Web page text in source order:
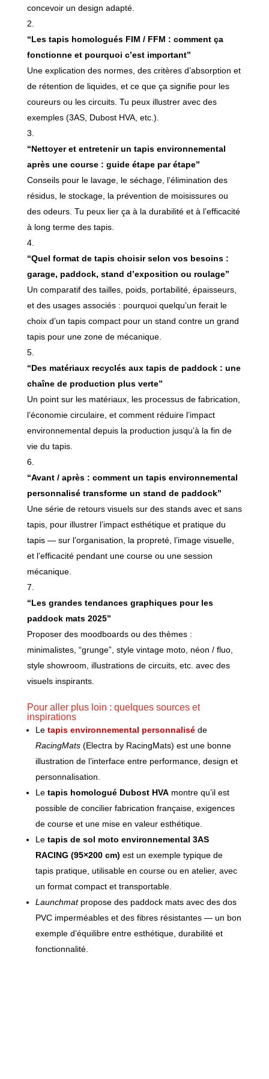
concevoir un design adapté.
“Les tapis homologués FIM / FFM : comment ça
fonctionne et pourquoi c’est important”
Une explication des normes, des critères d’absorption et
de rétention de liquides, et ce que ça signifie pour les
coureurs ou les circuits. Tu peux illustrer avec des
exemples (3AS, Dubost HVA, etc.).
“Nettoyer et entretenir un tapis environnemental
après une course : guide étape par étape”
Conseils pour le lavage, le séchage, l’élimination des
résidus, le stockage, la prévention de moisissures ou
des odeurs. Tu peux lier ça à la durabilité et à l’efficacité
à long terme des tapis.
“Quel format de tapis choisir selon vos besoins :
garage, paddock, stand d’exposition ou roulage”
Un comparatif des tailles, poids, portabilité, épaisseurs,
et des usages associés : pourquoi quelqu’un ferait le
choix d’un tapis compact pour un stand contre un grand
tapis pour une zone de mécanique.
“Des matériaux recyclés aux tapis de paddock : une
chaîne de production plus verte”
Un point sur les matériaux, les processus de fabrication,
l’économie circulaire, et comment réduire l’impact
environnemental depuis la production jusqu’à la fin de
vie du tapis.
“Avant / après : comment un tapis environnemental
personnalisé transforme un stand de paddock”
Une série de retours visuels sur des stands avec et sans
tapis, pour illustrer l’impact esthétique et pratique du
tapis — sur l’organisation, la propreté, l’image visuelle,
et l’efficacité pendant une course ou une session
mécanique.
“Les grandes tendances graphiques pour les
paddock mats 2025”
Proposer des moodboards ou des thèmes :
minimalistes, “grunge”, style vintage moto, néon / fluo,
style showroom, illustrations de circuits, etc. avec des
visuels inspirants.
Pour aller plus loin : quelques sources et
inspirations
Le tapis environnemental personnaliséde
RacingMats(Electra by RacingMats) est une bonne
illustration de l’interface entre performance, design et
personnalisation.
Le tapis homologué Dubost HVAmontre qu’il est
possible de concilier fabrication française, exigences
de course et une mise en valeur esthétique.
Le tapis de sol moto environnemental 3AS
RACING (95×200 cm) est un exemple typique de
tapis pratique, utilisable en course ou en atelier, avec
un format compact et transportable.
Launchmatpropose des paddock mats avec des dos
PVC imperméables et des fibres résistantes — un bon
exemple d’équilibre entre esthétique, durabilité et
fonctionnalité.